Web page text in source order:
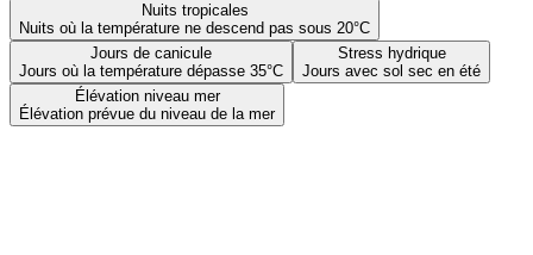
Nuits tropicales
Nuits où la température ne descend pas sous 20°C
Jours de canicule
Jours où la température dépasse 35°C
Stress hydrique
Jours avec sol sec en été
Élévation niveau mer
Élévation prévue du niveau de la mer